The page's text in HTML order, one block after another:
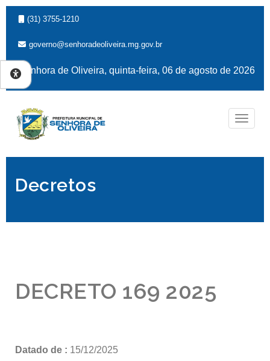
(31) 3755-1210
governo@senhoradeoliveira.mg.gov.br
Senhora de Oliveira, quinta-feira, 06 de agosto de 2026
Decretos
DECRETO 169 2025
Datado de : 15/12/2025